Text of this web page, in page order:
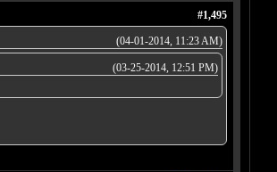
#1,495
(04-01-2014, 11:23 AM)
(03-25-2014, 12:51 PM)